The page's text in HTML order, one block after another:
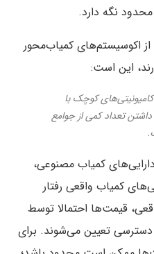
نگه دارد.
از اکوسیستم‌های کمیاب‌محور
این است:
کوچک با
تعداد کمی از جوامع
کمیاب مصنوعی،
کمیاب واقعی رفتار
قیمت‌ها احتمالا توسط
دسترسی تعیین می‌شوند. برای